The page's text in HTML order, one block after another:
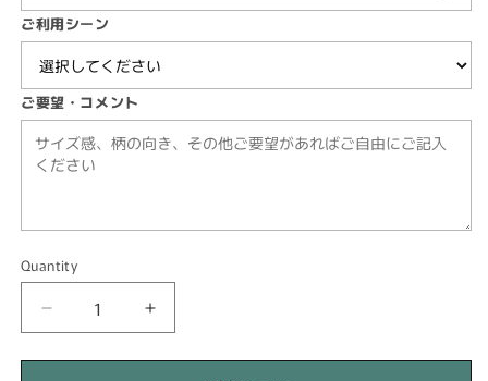
ご利用シーン
ご要望・コメント
Quantity
Quantity
Decrease
quantity
for
Increase
quantity
for